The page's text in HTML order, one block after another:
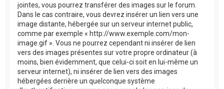
jointes, vous pourrez transférer des images sur le forum.
Dans le cas contraire, vous devrez insérer un lien vers une
image distante, hébergée sur un serveur internet public,
comme par exemple « http://www.exemple.com/mon-
image.gif ». Vous ne pourrez cependant ni insérer de lien
vers des images présentes sur votre propre ordinateur (à
moins, bien évidemment, que celui-ci soit en lui-même un
serveur internet), ni insérer de lien vers des images
hébergées derrière un quelconque système